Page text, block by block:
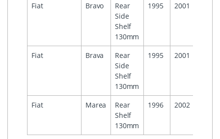
Fiat Bravo
Rear
Side
Shelf
130mm
1995 2001
Fiat Brava
Rear
Side
Shelf
130mm
1995 2001
Fiat Marea
Rear
Shelf
130mm
1996 2002